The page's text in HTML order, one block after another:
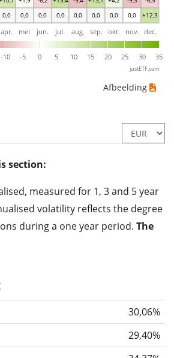
0,0 0,0 0,0 0,0 0,0 0,0 0,0 0,0 +12,3
-10 -5 0 5 10 15 20 25 30 35
apr. mei jun. jul. aug. sep. okt. nov. dec.
justETF.com
Afbeelding
section:
measured for 1, 3 and 5 year
volatility reflects the degree
during a one year period. The
the more significantly the
with higher volatility are generally
for the past 1, 3 and 5 years so
price fluctuations for the ETF
or weaker over time.
30,06%
29,40%